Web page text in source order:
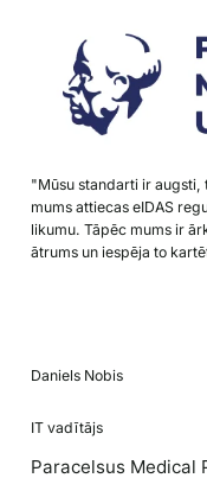
"Mūsu standarti ir augsti,
mums attiecas eIDAS
likumu. Tāpēc mums ir
ātrums un iespēja to
Daniels Nobis
IT vadītājs
Paracelsus Medical